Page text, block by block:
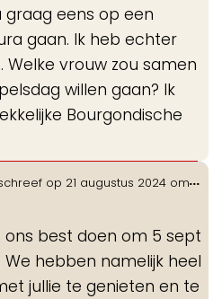
graag eens op een
gaan. Ik heb echter
vrouw zou samen
willen gaan? Ik
Bourgondische
op 21 augustus 2024 om
ons best doen om 5 sept
We hebben namelijk heel
jullie te genieten en te
...